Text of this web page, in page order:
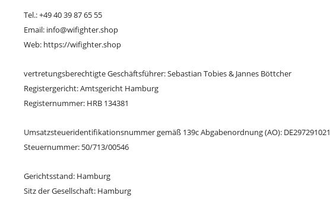
Tel.: +49 40 39 87 65 55
Email: info@wifighter.shop
Web: https://wifighter.shop
vertretungsberechtigte Geschäftsführer: Sebastian Tobies & Jannes Böttcher
Registergericht: Amtsgericht Hamburg
Registernummer: HRB 134381
Umsatzsteueridentifikationsnummer gemäß 139c Abgabenordnung (AO): DE297291021
Steuernummer: 50/713/00546
Gerichtsstand: Hamburg
Sitz der Gesellschaft: Hamburg